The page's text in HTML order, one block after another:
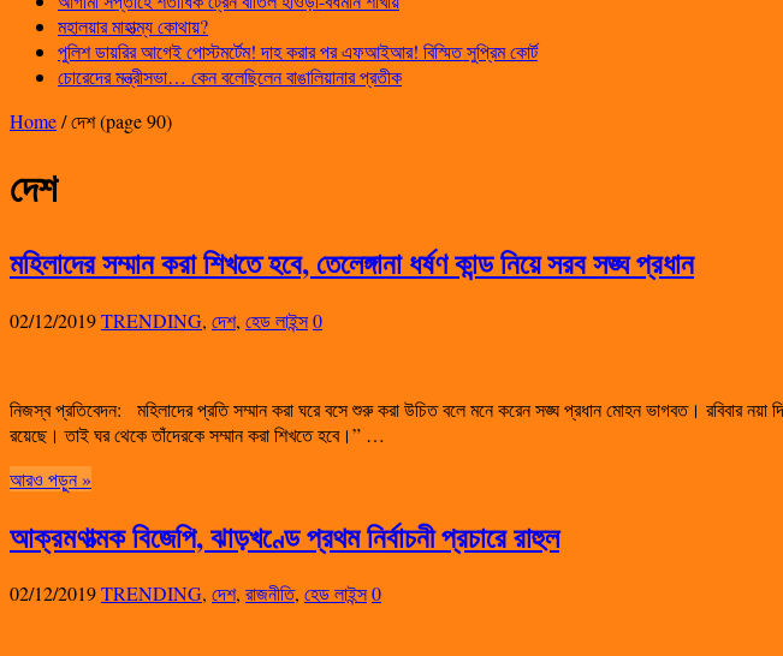
মহালয়ার মাহাত্ম্য কোথায়?
পুলিশ ডায়রির আগেই পোস্টমর্টেম! দাহ করার পর এফআইআর! বিস্মিত সুপ্রিম কোর্ট
চোরেদের মন্ত্রীসভা… কেন বলেছিলেন বাঙালিয়ানার প্রতীক
Home/দেশ(page 90)
দেশ
মহিলাদের সম্মান করা শিখতে হবে, তেলেঙ্গানা ধর্ষণ কান্ড নিয়ে সরব সঙ্ঘ প্রধান
02/12/2019TRENDING, দেশ, হেড লাইন্স0
নিজস্ব প্রতিবেদন: মহিলাদের প্রতি সম্মান করা ঘরে বসে শুরু করা উচিত বলে মনে করেন সঙ্ঘ প্রধান মোহন ভাগবত। রবিবার
রয়েছে। তাই ঘর থেকে তাঁদেরকে সম্মান করা শিখতে হবে।” …
আরও পড়ুন »
আক্রমণাত্মক বিজেপি, ঝাড়খণ্ডে প্রথম নির্বাচনী প্রচারে রাহুল
02/12/2019TRENDING, দেশ, রাজনীতি, হেড লাইন্স0